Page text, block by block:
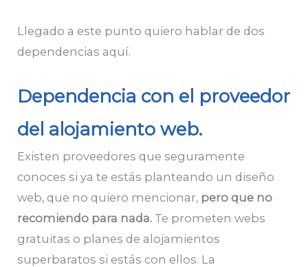
Llegado a este punto quiero hablar de dos
dependencias aquí.
Dependencia con el proveedor
del alojamiento web.
Existen proveedores que seguramente
conoces si ya te estás planteando un diseño
web, que no quiero mencionar, pero que no
recomiendo para nada. Te prometen webs
gratuitas o planes de alojamientos
superbaratos si estás con ellos. La